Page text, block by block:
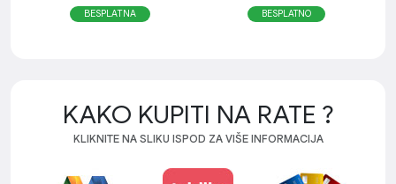
BESPLATNA BESPLATNO
KAKO KUPITI NA RATE ?
KLIKNITE NA SLIKU ISPOD ZA VIŠE INFORMACIJA